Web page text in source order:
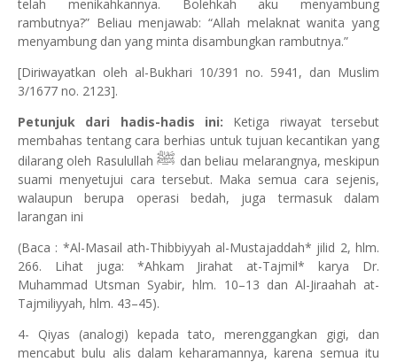
telah menikahkannya. Bolehkah aku menyambung
rambutnya?” Beliau menjawab: “Allah melaknat wanita yang
menyambung dan yang minta disambungkan rambutnya.”
[Diriwayatkan oleh al-Bukhari 10/391 no. 5941, dan Muslim
3/1677 no. 2123].
Petunjuk dari hadis-hadis ini: Ketiga riwayat tersebut
membahas tentang cara berhias untuk tujuan kecantikan yang
dilarang oleh Rasulullahﷺ dan beliau melarangnya, meskipun
suami menyetujui cara tersebut. Maka semua cara sejenis,
walaupun berupa operasi bedah, juga termasuk dalam
larangan ini
(Baca : *Al-Masail ath-Thibbiyyah al-Mustajaddah* jilid 2, hlm.
266. Lihat juga: *Ahkam Jirahat at-Tajmil* karya Dr.
Muhammad Utsman Syabir, hlm. 10–13 dan Al-Jiraahah at-
Tajmiliyyah, hlm. 43–45).
4- Qiyas (analogi) kepada tato, merenggangkan gigi, dan
mencabut bulu alis dalam keharamannya, karena semua itu